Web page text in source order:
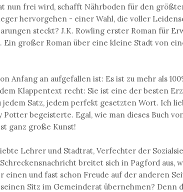
nun frei wird, schafft Nährboden für den
hervorgehen - einer Wahl, die voller
steckt? J.K. Rowling erster Roman für
Ein großer Roman über eine kleine Stadt von
Anfang an aufgefallen ist: Es ist zu mehr als
Klappentext recht: Sie ist eine der besten
jedem Satz, jedem perfekt gesetzten Wort. Ich
begeisterte. Egal, wie man dieses Buch
ganz große Kunst!
Lehrer und Stadtrat, Verfechter der
breitet sich in Pagford aus,
einen und fast schon Freude auf der anderen
Sitz im Gemeinderat übernehmen? Denn